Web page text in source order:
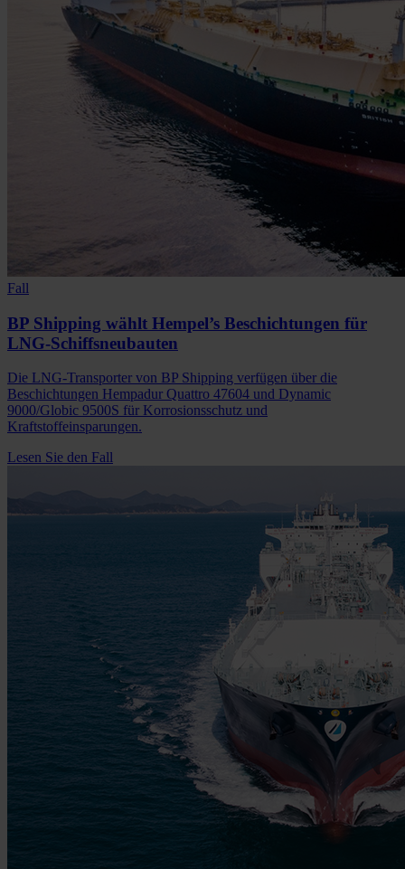
Fall
BP Shipping wählt Hempel’s Beschichtungen für
LNG-Schiffsneubauten
Die LNG-Transporter von BP Shipping verfügen über die
Beschichtungen Hempadur Quattro 47604 und Dynamic
9000/Globic 9500S für Korrosionsschutz und
Kraftstoffeinsparungen.
Lesen Sie den Fall